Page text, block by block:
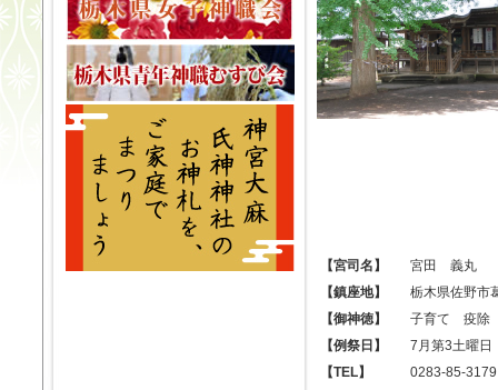
【宮司名】
宮田 義丸
【鎮座地】
栃木県佐野市
【御神徳】
子育て 疫除
【例祭日】
7月第3土曜日
【TEL】
0283-85-3179